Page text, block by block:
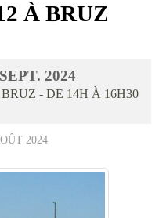
À BRUZ
SEPT. 2024
BRUZ - DE 14H À 16H30
2024